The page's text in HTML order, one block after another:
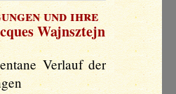
und ihre
Wajnsztejn
Verlauf der